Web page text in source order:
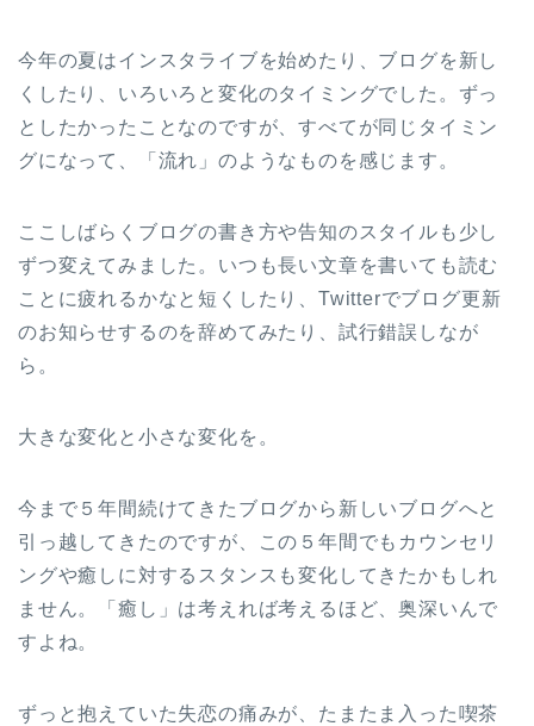
今年の夏はインスタライブを始めたり、ブログを新し
くしたり、いろいろと変化のタイミングでした。ずっ
としたかったことなのですが、すべてが同じタイミン
グになって、「流れ」のようなものを感じます。
ここしばらくブログの書き方や告知のスタイルも少し
ずつ変えてみました。いつも長い文章を書いても読む
ことに疲れるかなと短くしたり、Twitterでブログ更新
のお知らせするのを辞めてみたり、試行錯誤しなが
ら。
大きな変化と小さな変化を。
今まで５年間続けてきたブログから新しいブログへと
引っ越してきたのですが、この５年間でもカウンセリ
ングや癒しに対するスタンスも変化してきたかもしれ
ません。「癒し」は考えれば考えるほど、奥深いんで
すよね。
ずっと抱えていた失恋の痛みが、たまたま入った喫茶